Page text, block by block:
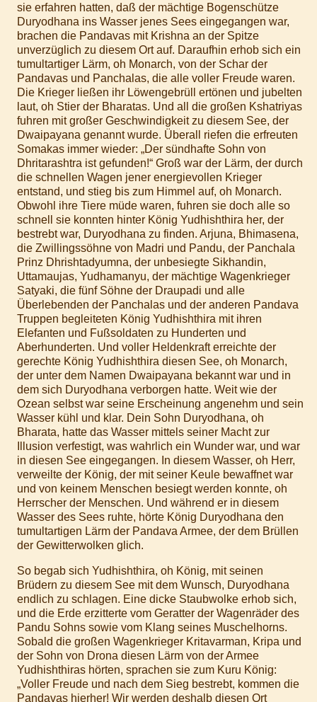
sie erfahren hatten, daß der mächtige Bogenschütze
Duryodhana ins Wasser jenes Sees eingegangen war,
brachen die Pandavas mit Krishna an der Spitze
unverzüglich zu diesem Ort auf. Daraufhin erhob sich ein
tumultartiger Lärm, oh Monarch, von der Schar der
Pandavas und Panchalas, die alle voller Freude waren.
Die Krieger ließen ihr Löwengebrüll ertönen und jubelten
laut, oh Stier der Bharatas. Und all die großen Kshatriyas
fuhren mit großer Geschwindigkeit zu diesem See, der
Dwaipayana genannt wurde. Überall riefen die erfreuten
Somakas immer wieder: „Der sündhafte Sohn von
Dhritarashtra ist gefunden!“ Groß war der Lärm, der durch
die schnellen Wagen jener energievollen Krieger
entstand, und stieg bis zum Himmel auf, oh Monarch.
Obwohl ihre Tiere müde waren, fuhren sie doch alle so
schnell sie konnten hinter König Yudhishthira her, der
bestrebt war, Duryodhana zu finden. Arjuna, Bhimasena,
die Zwillingssöhne von Madri und Pandu, der Panchala
Prinz Dhrishtadyumna, der unbesiegte Sikhandin,
Uttamaujas, Yudhamanyu, der mächtige Wagenkrieger
Satyaki, die fünf Söhne der Draupadi und alle
Überlebenden der Panchalas und der anderen Pandava
Truppen begleiteten König Yudhishthira mit ihren
Elefanten und Fußsoldaten zu Hunderten und
Aberhunderten. Und voller Heldenkraft erreichte der
gerechte König Yudhishthira diesen See, oh Monarch,
der unter dem Namen Dwaipayana bekannt war und in
dem sich Duryodhana verborgen hatte. Weit wie der
Ozean selbst war seine Erscheinung angenehm und sein
Wasser kühl und klar. Dein Sohn Duryodhana, oh
Bharata, hatte das Wasser mittels seiner Macht zur
Illusion verfestigt, was wahrlich ein Wunder war, und war
in diesen See eingegangen. In diesem Wasser, oh Herr,
verweilte der König, der mit seiner Keule bewaffnet war
und von keinem Menschen besiegt werden konnte, oh
Herrscher der Menschen. Und während er in diesem
Wasser des Sees ruhte, hörte König Duryodhana den
tumultartigen Lärm der Pandava Armee, der dem Brüllen
der Gewitterwolken glich.
So begab sich Yudhishthira, oh König, mit seinen
Brüdern zu diesem See mit dem Wunsch, Duryodhana
endlich zu schlagen. Eine dicke Staubwolke erhob sich,
und die Erde erzitterte vom Geratter der Wagenräder des
Pandu Sohns sowie vom Klang seines Muschelhorns.
Sobald die großen Wagenkrieger Kritavarman, Kripa und
der Sohn von Drona diesen Lärm von der Armee
Yudhishthiras hörten, sprachen sie zum Kuru König:
„Voller Freude und nach dem Sieg bestrebt, kommen die
Pandavas hierher! Wir werden deshalb diesen Ort